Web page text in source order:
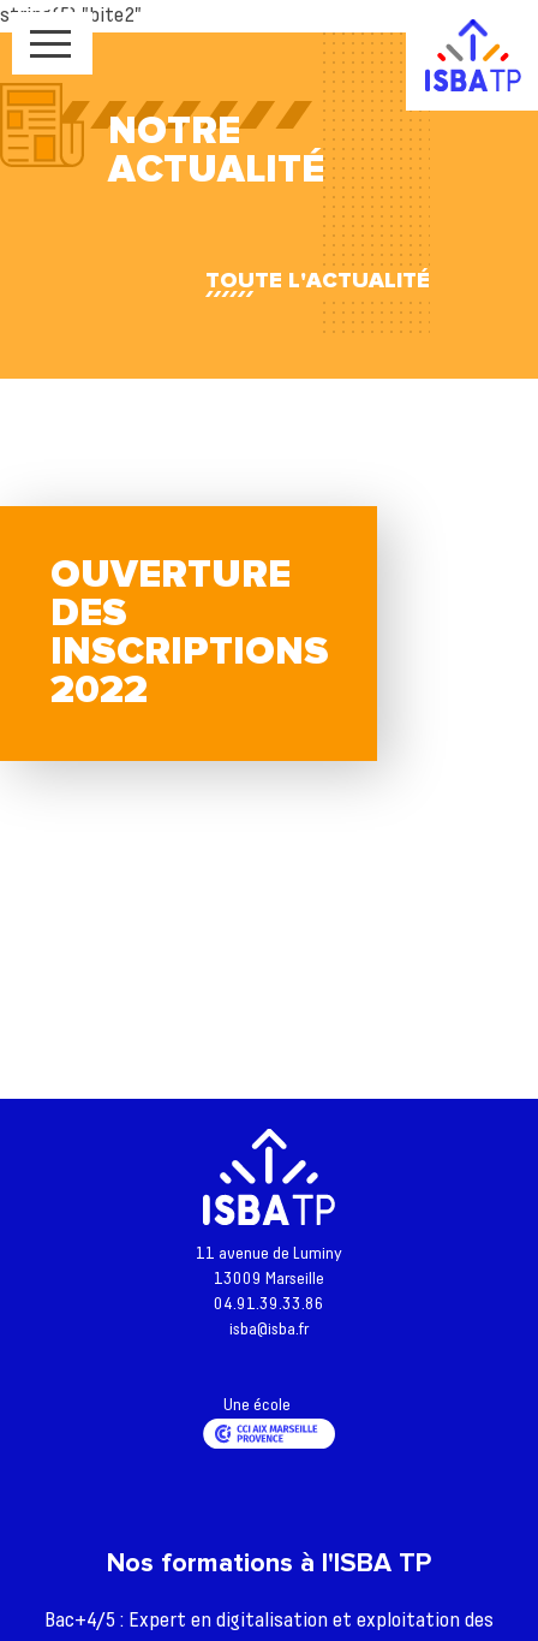
string(5) "bite2"
Inscriptions - Admissions
NOTRE
ACTUALITÉ
TOUTE L'ACTUALITÉ
OUVERTURE
DES
INSCRIPTIONS
2022
11 avenue de Luminy
13009 Marseille
04.91.39.33.86
isba@isba.fr
Une école
Nos formations à l'ISBA TP
Bac+4/5 : Expert en digitalisation et exploitation des